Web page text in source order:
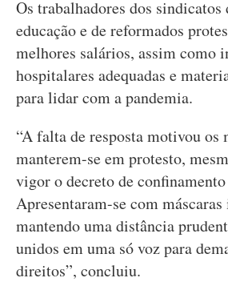
Os trabalhadores dos sindicatos
educação e de reformados
melhores salários, assim como
hospitalares adequadas e
para lidar com a pandemia.
“A falta de resposta motivou os
manterem-se em protesto,
vigor o decreto de
Apresentaram-se com
mantendo uma distância
unidos em uma só voz para
direitos”, concluiu.